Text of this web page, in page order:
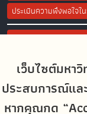
เว็บไซต์มหา
ประสบการณ์แล
หากคุณกด
ประเมินความพึงพอใจใ
Site Map